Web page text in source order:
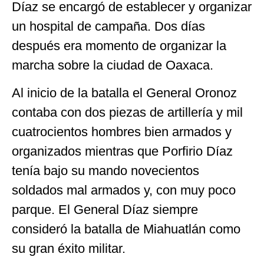
Díaz se encargó de establecer y organizar
un hospital de campaña. Dos días
después era momento de organizar la
marcha sobre la ciudad de Oaxaca.
Al inicio de la batalla el General Oronoz
contaba con dos piezas de artillería y mil
cuatrocientos hombres bien armados y
organizados mientras que Porfirio Díaz
tenía bajo su mando novecientos
soldados mal armados y, con muy poco
parque. El General Díaz siempre
consideró la batalla de Miahuatlán como
su gran éxito militar.